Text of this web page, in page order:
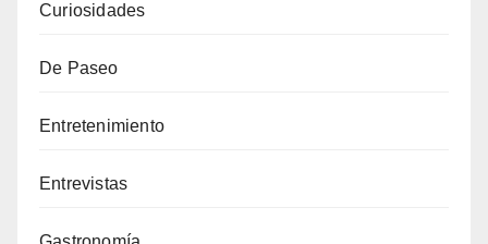
Curiosidades
De Paseo
Entretenimiento
Entrevistas